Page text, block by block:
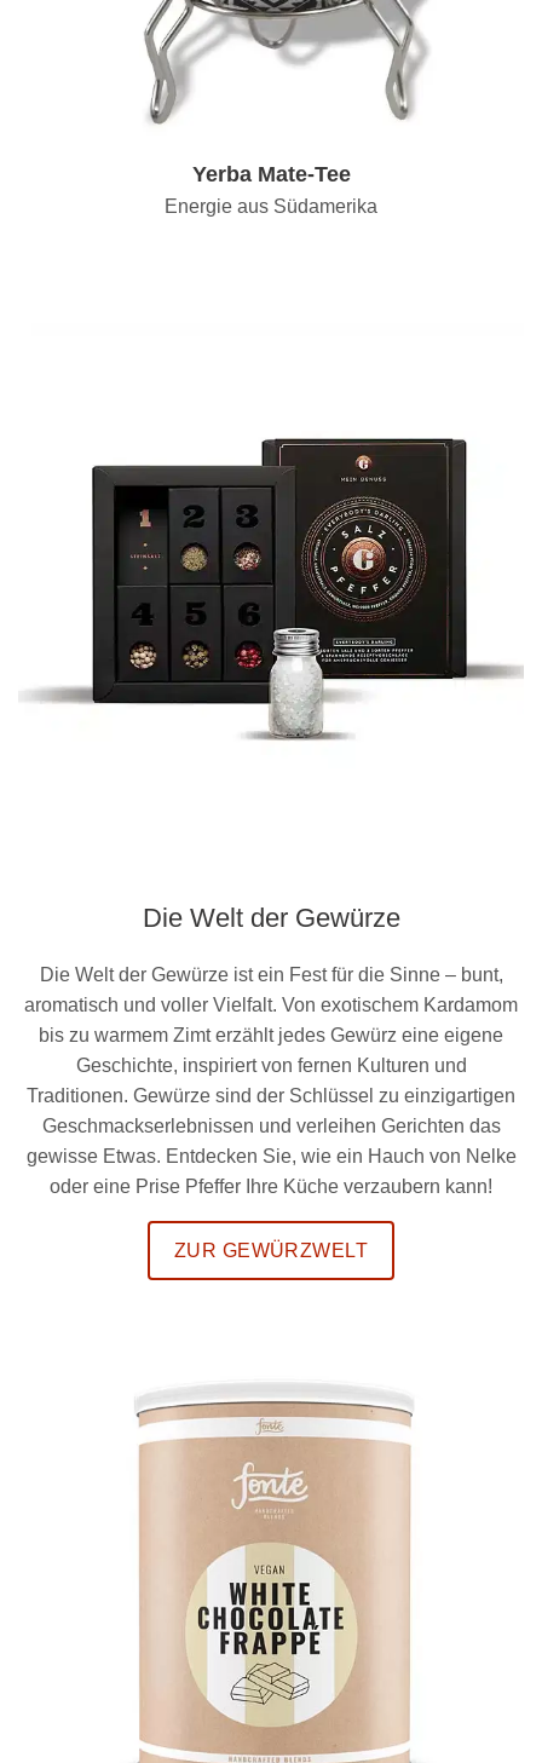
Yerba Mate-Tee
Energie aus Südamerika
Die Welt der Gewürze
Die Welt der Gewürze ist ein Fest für die Sinne – bunt,
aromatisch und voller Vielfalt. Von exotischem Kardamom
bis zu warmem Zimt erzählt jedes Gewürz eine eigene
Geschichte, inspiriert von fernen Kulturen und
Traditionen. Gewürze sind der Schlüssel zu einzigartigen
Geschmackserlebnissen und verleihen Gerichten das
gewisse Etwas. Entdecken Sie, wie ein Hauch von Nelke
oder eine Prise Pfeffer Ihre Küche verzaubern kann!
ZUR GEWÜRZWELT